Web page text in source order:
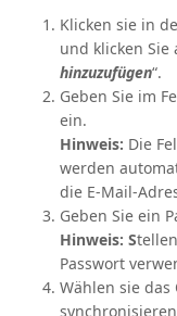
Klicken sie in
und klicken Sie
hinzuzufügen“.
Geben Sie im
ein.
Hinweis: Die
werden
die E-Mail-
Geben Sie ein
Hinweis: S
Passwort
Wählen sie das